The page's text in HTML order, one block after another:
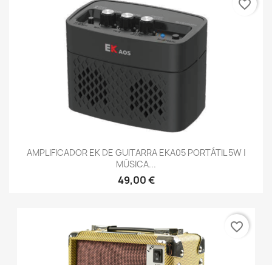
AMPLIFICADOR EK DE GUITARRA EKA05 PORTÁTIL 5W |
MÚSICA...
49,00 €
favorite_border
favorite_border